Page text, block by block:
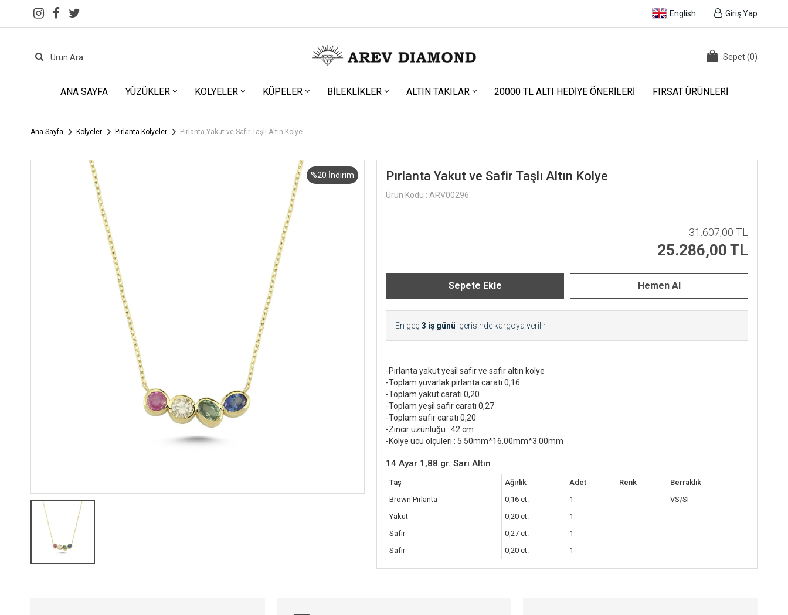
English Giriş Yap
Sepet(0)
ANA SAYFA YÜZÜKLER KOLYELER KÜPELER BILEKLIKLER ALTIN TAKILAR 20000 TL ALTI HEDIYE ÖNERILERI FIRSAT ÜRÜNLERI
Ana Sayfa Kolyeler Pırlanta Kolyeler Pırlanta Yakut ve Safir Taşlı Altın Kolye
%20 İndirim Pırlanta Yakut ve Safir Taşlı Altın Kolye
Ürün Kodu : ARV00296
31.607,00 TL
25.286,00 TL
En geç 3 iş günü içerisinde kargoya verilir.
-Pırlanta yakut yeşil safir ve safir altın kolye
-Toplam yuvarlak pırlanta caratı 0,16
-Toplam yakut caratı 0,20
-Toplam yeşil safir caratı 0,27
-Toplam safir caratı 0,20
-Zincir uzunluğu : 42 cm
-Kolye ucu ölçüleri : 5.50mm*16.00mm*3.00mm
14 Ayar 1,88 gr. Sarı Altın
Taş Ağırlık Adet Renk
Berraklık
Brown Pırlanta
0,16 ct. 1
VS/SI
Yakut
0,20 ct.
1
Safir
0,27 ct.
1
Safir
0,20 ct. 1